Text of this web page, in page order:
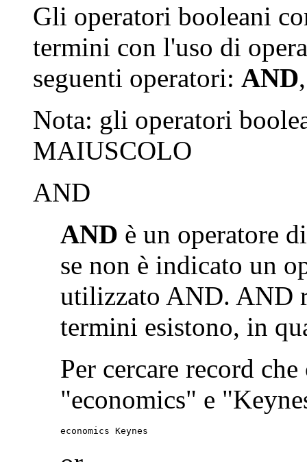
Gli operatori booleani
termini con l'uso di
seguenti operatori: AND
Nota: gli operatori
MAIUSCOLO
AND
AND è un operatore
se non è indicato un
utilizzato AND. AND
termini esistono, in
Per cercare record
"economics" e
economics Keynes